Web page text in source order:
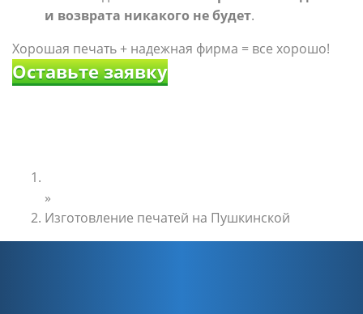
и возврата никакого не будет.
Хорошая печать + надежная фирма = все хорошо!
Оставьте заявку
»
Изготовление печатей на Пушкинской